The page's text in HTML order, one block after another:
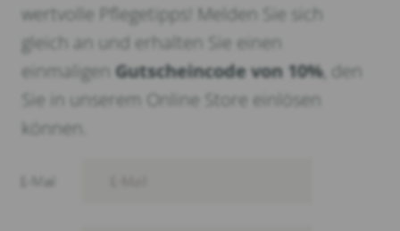
wertvolle Pflegetipps! Melden Sie sich
gleich an und erhalten Sie einen
einmaligen Gutscheincode von 10%, den
Sie in unserem Online Store einlösen
können.